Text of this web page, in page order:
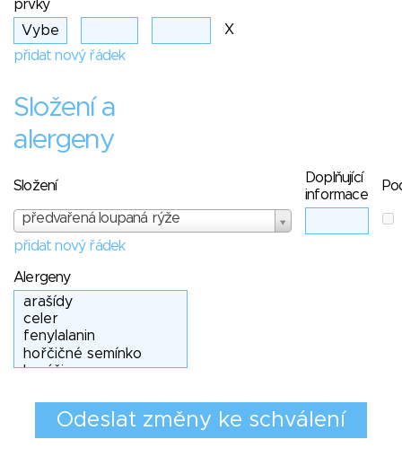
prvky
X
přidat nový řádek
Složení a
alergeny
Složení
Doplňující
informace
předvařená loupaná rýže
přidat nový řádek
Alergeny